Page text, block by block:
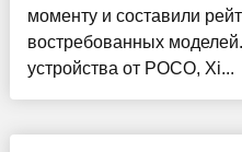
моменту и составили
востребованных
устройства от POCO, Xi...